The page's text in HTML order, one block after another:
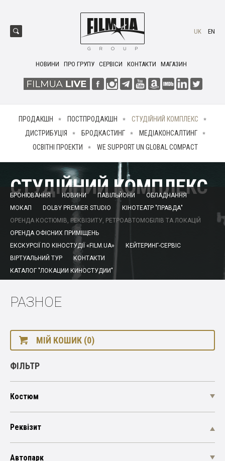
НОВИНИ ПРО ГРУПУ СЕРВІСИ КОНТАКТИ МАГАЗИН
UK EN
ПРОДАКШН ПОСТПРОДАКШН
СТУДІЙНИЙ КОМПЛЕКС
ДИСТРИБУЦІЯ
БРОДКАСТИНГ
МЕДІАКОНСАЛТИНГ
ОСВІТНІ ПРОЕКТИ
WE SUPPORT UN GLOBAL COMPACT
СТУДІЙНИЙ КОМПЛЕКС
БРОНЮВАННЯ НОВИНИ ПАВІЛЬЙОНИ
ОБЛАДНАННЯ
МОКАП
DOLBY PREMIER STUDIO
КІНОТЕАТР "ПРАВДА"
ОРЕНДА КОСТЮМІВ, РЕКВІЗИТУ, РЕТРОАВТОМОБІЛІВ ТА ЛОКАЦІЙ
ОРЕНДА ОФІСНИХ ПРИМІЩЕНЬ
ЕКСКУРСІЇ ПО КІНОСТУДІЇ «FILM.UA»
КЕЙТЕРИНГ-СЕРВІС
ВІРТУАЛЬНИЙ ТУР
КОНТАКТИ
КАТАЛОГ "ЛОКАЦИИ КИНОСТУДИИ"
РАЗНОЕ
МІЙ КОШИК (0)
ФІЛЬТР
Костюм
Реквізит
Автопарк